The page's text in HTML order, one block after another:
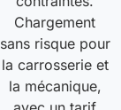
Chargement
sans risque pour
la carrosserie et
la mécanique,